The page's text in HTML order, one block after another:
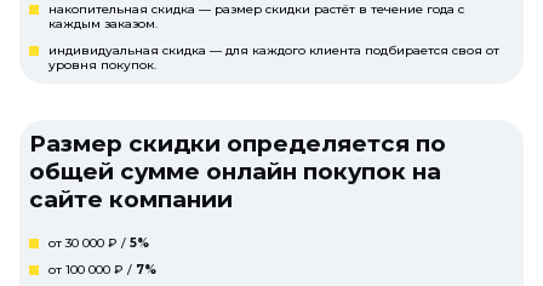
накопительная скидка — размер скидки растёт в течение года с
каждым заказом.
индивидуальная скидка — для каждого клиента подбирается своя от
уровня покупок.
Размер скидки определяется по
общей сумме онлайн покупок на
сайте компании
от 30 000 ₽ /5%
от 100 000 ₽ / 7%